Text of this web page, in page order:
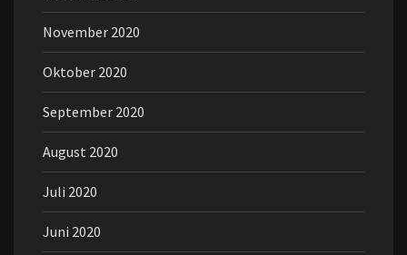
November 2020
Oktober 2020
September 2020
August 2020
Juli 2020
Juni 2020